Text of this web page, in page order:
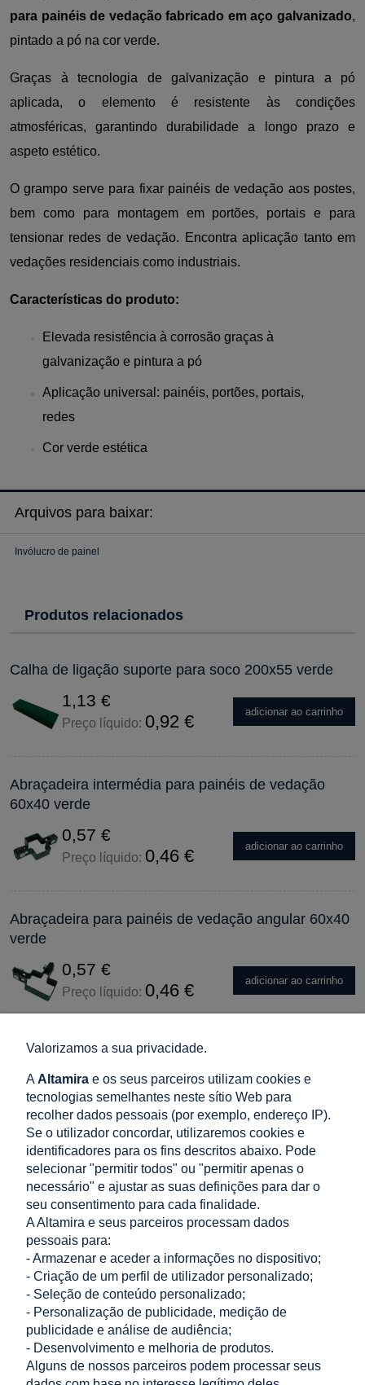
para painéis de vedação fabricado em aço galvanizado,
pintado a pó na cor verde.
Graças à tecnologia de galvanização e pintura a pó
aplicada, o elemento é resistente às condições
atmosféricas, garantindo durabilidade a longo prazo e
aspeto estético.
O grampo serve para fixar painéis de vedação aos postes,
bem como para montagem em portões, portais e para
tensionar redes de vedação. Encontra aplicação tanto em
vedações residenciais como industriais.
Características do produto:
Elevada resistência à corrosão graças à
galvanização e pintura a pó
Aplicação universal: painéis, portões, portais,
redes
Cor verde estética
Arquivos para baixar:
Invólucro de painel
Produtos relacionados
Calha de ligação suporte para soco 200x55 verde
1,13 €
Preço líquido: 0,92 € adicionar ao carrinho
Abraçadeira intermédia para painéis de vedação
60x40 verde
0,57 €
Preço líquido: 0,46 € adicionar ao carrinho
Abraçadeira para painéis de vedação angular 60x40
verde
0,57 €
Preço líquido: 0,46 € adicionar ao carrinho
Abraçadeira terminal para painéis de vedação 60x40
verde
0,57 €
Preço líquido: 0,46 € adicionar ao carrinho
Abraçadeira universal suporte conector para painéis
de vedação verde
0,39 €
Preço líquido:0,32 €
LOJA
AJUDA
Valorizamos a sua privacidade.
AAltamira e os seus parceiros utilizam cookies e
tecnologias semelhantes neste sítio Web para
recolher dados pessoais (por exemplo, endereço IP).
Se o utilizador concordar, utilizaremos cookies e
identificadores para os fins descritos abaixo. Pode
selecionar "permitir todos" ou "permitir apenas o
necessário" e ajustar as suas definições para dar o
seu consentimento para cada finalidade.
A Altamira e seus parceiros processam dados
pessoais para:
- Armazenar e aceder a informações no dispositivo;
- Criação de um perfil de utilizador personalizado;
- Seleção de conteúdo personalizado;
- Personalização de publicidade, medição de
publicidade e análise de audiência;
- Desenvolvimento e melhoria de produtos.
Alguns de nossos parceiros podem processar seus